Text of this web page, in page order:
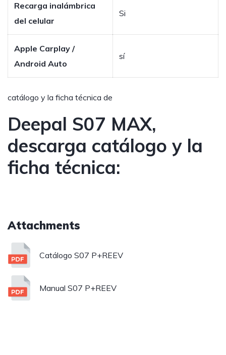
Recarga inalámbrica
del celular
Si
Apple Carplay /
Android Auto
sí
catálogo y la ficha técnica de
Deepal S07 MAX,
descarga catálogo y la
ficha técnica:
Attachments
Catálogo S07 P+REEV
Manual S07 P+REEV